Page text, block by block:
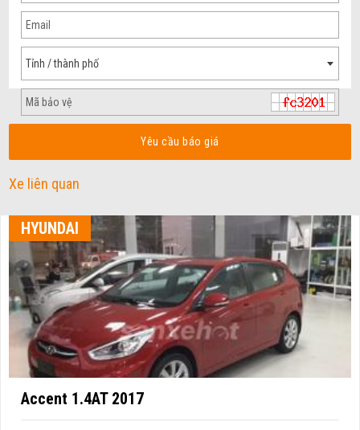
Tỉnh / thành phố
Yêu cầu báo giá
Xe liên quan
HYUNDAI
Accent 1.4AT 2017